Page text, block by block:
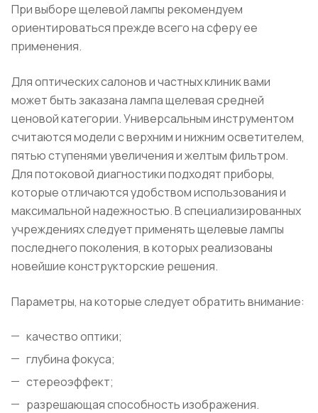
При выборе щелевой лампы рекомендуем
ориентироваться прежде всего на сферу ее
применения.
Для оптических салонов и частных клиник вами
может быть заказана лампа щелевая средней
ценовой категории. Универсальным инструментом
считаются модели с верхним и нижним осветителем,
пятью ступенями увеличения и желтым фильтром.
Для потоковой диагностики подходят приборы,
которые отличаются удобством использования и
максимальной надежностью. В специализированных
учреждениях следует применять щелевые лампы
последнего поколения, в которых реализованы
новейшие конструкторские решения.
Параметры, на которые следует обратить внимание:
качество оптики;
глубина фокуса;
стереоэффект;
разрешающая способность изображения.